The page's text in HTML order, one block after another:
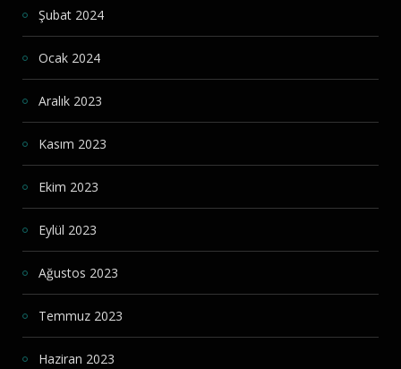
Şubat 2024
Ocak 2024
Aralık 2023
Kasım 2023
Ekim 2023
Eylül 2023
Ağustos 2023
Temmuz 2023
Haziran 2023